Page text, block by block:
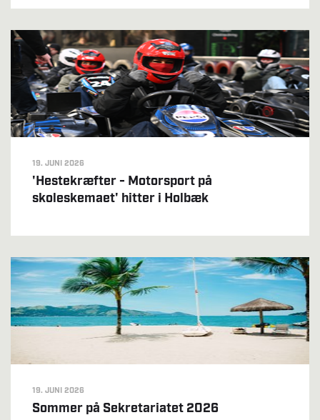
19. JUNI 2026
'Hestekræfter - Motorsport på
skoleskemaet' hitter i Holbæk
19. JUNI 2026
Sommer på Sekretariatet 2026